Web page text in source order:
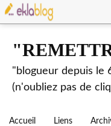
"blogueur depuis le
(n'oubliez pas de
Accueil Liens